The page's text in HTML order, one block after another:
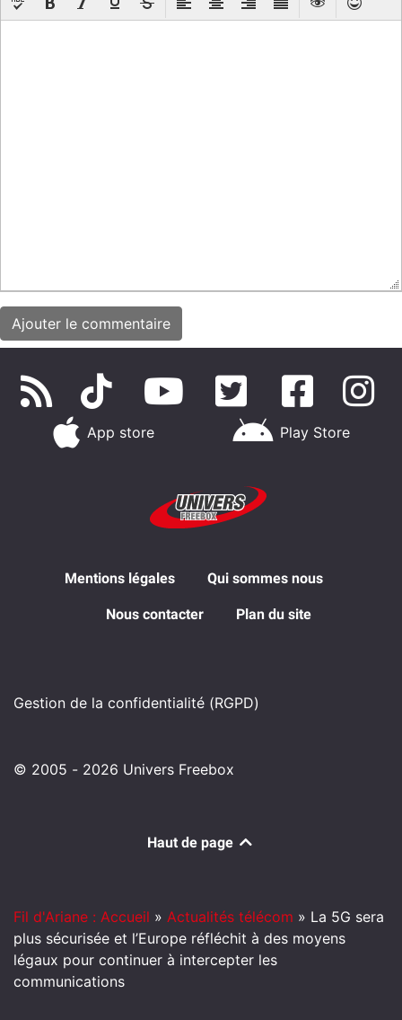
App store Play Store
Mentions légales Qui sommes nous
Nous contacter Plan du site
Gestion de la confidentialité (RGPD)
© 2005 - 2026 Univers Freebox
Haut de page
Fil d'Ariane : Accueil » Actualités télécom » La 5G sera
plus sécurisée et l’Europe réfléchit à des moyens
légaux pour continuer à intercepter les
communications